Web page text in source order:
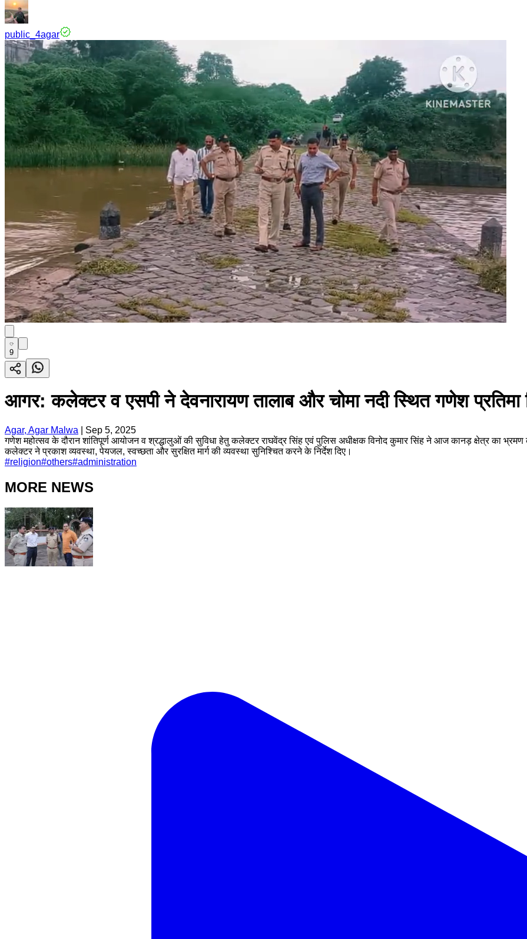
public_4agar
9
आगर: कलेक्टर व एसपी ने देवनारायण तालाब और चोमा नदी स्थित गणेश प्रतिमा
Agar, Agar Malwa
Sep 5, 2025
गणेश महोत्सव के दौरान शांतिपूर्ण आयोजन व श्रद्धालुओं की सुविधा हेतु कलेक्टर राघवेंद्र सिंह एवं पुलिस अधीक्षक विनोद कुमार सिंह ने आज कानड़ क्षेत्र का भ्रमण
कलेक्टर ने प्रकाश व्यवस्था, पेयजल, स्वच्छता और सुरक्षित मार्ग की व्यवस्था सुनिश्चित करने के निर्देश दिए।
#religion#others#administration
MORE NEWS